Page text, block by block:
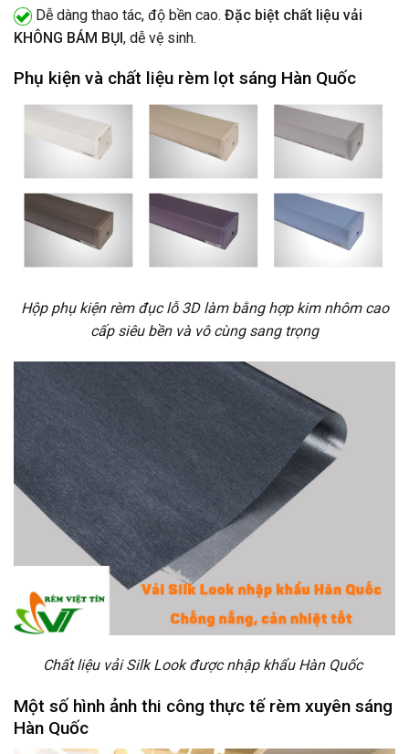
Dễ dàng thao tác, độ bền cao. Đặc biệt chất liệu vải
KHÔNG BÁM BỤI, dễ vệ sinh.
Phụ kiện và chất liệu rèm lọt sáng Hàn Quốc
Hộp phụ kiện rèm đục lỗ 3D làm bằng hợp kim nhôm cao
cấp siêu bền và vô cùng sang trọng
Chất liệu vải Silk Look được nhập khẩu Hàn Quốc
Một số hình ảnh thi công thực tế rèm xuyên sáng
Hàn Quốc